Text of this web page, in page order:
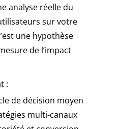
analyse réelle du
sur votre
une hypothèse
de l’impact
:
de décision moyen
multi-canaux